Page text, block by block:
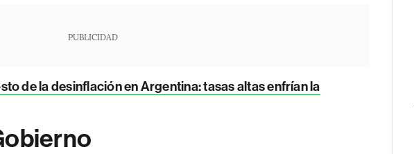
PUBLICIDAD
de la desinflación en Argentina: tasas altas enfrían la